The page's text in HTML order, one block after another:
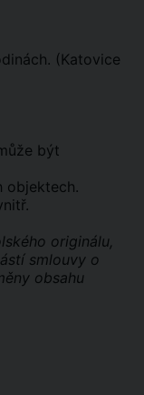
(Katovice
být
objektech.
originálu,
smlouvy o
obsahu